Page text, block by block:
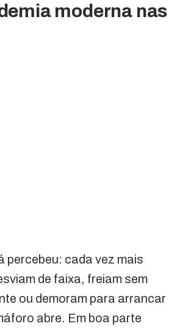
moderna nas
percebeu: cada vez mais
de faixa, freiam sem
ou demoram para arrancar
abre. Em boa parte